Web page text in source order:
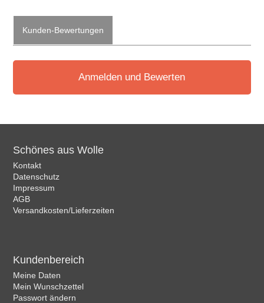
Kunden-Bewertungen
Anmelden und Bewerten
Schönes aus Wolle
Kontakt
Datenschutz
Impressum
AGB
Versandkosten/Lieferzeiten
Kundenbereich
Meine Daten
Mein Wunschzettel
Passwort ändern